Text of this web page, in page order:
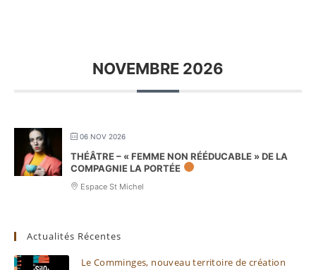
NOVEMBRE 2026
06 NOV 2026
THÉÂTRE – « FEMME NON RÉÉDUCABLE » DE LA
COMPAGNIE LA PORTÉE
Espace St Michel
Actualités Récentes
Le Comminges, nouveau territoire de création